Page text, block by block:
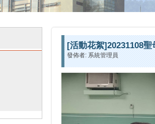
[活動花絮]20231108
發佈者: 系統管理員